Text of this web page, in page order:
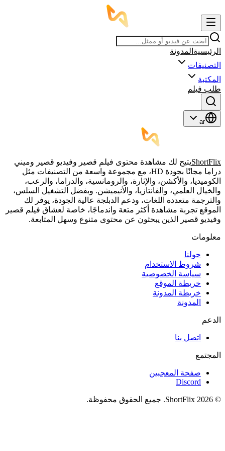
الرئيسية المدونة
التصنيفات
المكتبة
طلب فيلم
ar
ShortFlixيتيح لك مشاهدة محتوى فيلم قصير وفيديو قصير وميني
دراما مجانًا بجودة HD، مع مجموعة واسعة من التصنيفات مثل
الكوميديا، والأكشن، والإثارة، والرومانسية، والدراما، والرعب،
والخيال العلمي، والفانتازيا، والأنيميشن. وبفضل التشغيل السلس،
والترجمة متعددة اللغات، ودعم الدبلجة عالية الجودة، يوفر لك
الموقع تجربة مشاهدة أكثر متعة واندماجًا، خاصة لعشاق فيلم قصير
وفيديو قصير الذين يبحثون عن محتوى متنوع وسهل المتابعة.
معلومات
حولنا
شروط الاستخدام
سياسة الخصوصية
خريطة الموقع
خريطة المدونة
المدونة
الدعم
اتصل بنا
المجتمع
صفحة المعجبين
Discord
© 2026 ShortFlix. جميع الحقوق محفوظة.